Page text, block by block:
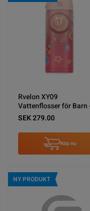
Rvelon XY09
Vattenflosser för Barn
Rosa
SEK 279.00
Köp nu
NY PRODUKT